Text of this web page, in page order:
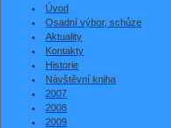
Úvod
Osadní výbor, schůze
Aktuality
Kontakty
Historie
Návštěvní kniha
2007
2008
2009